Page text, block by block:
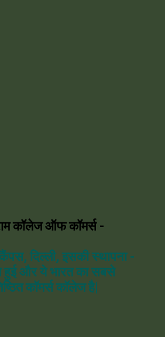
कॉलेज ऑफ कॉमर्स -
कैंपस, दिल्ली, इसकी स्थापना -
हुई और ये भारत का सबसे
कॉमर्स कॉलेज है|